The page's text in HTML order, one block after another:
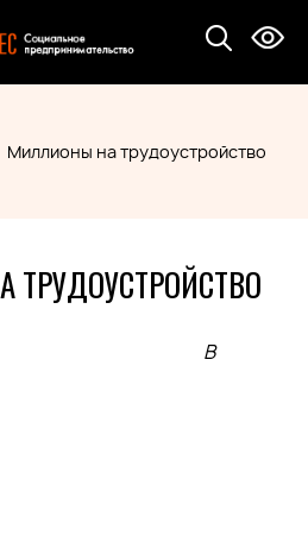
Миллионы на трудоустройство
В